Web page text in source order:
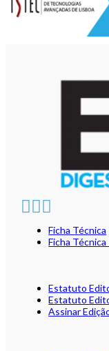
Ficha Técnica
Ficha
Estatuto
Estatuto
Assinar